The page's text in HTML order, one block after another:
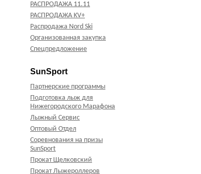
РАСПРОДАЖА 11.11
РАСПРОДАЖА KV+
Распродажа Nord Ski
Организованная закупка
Спецпредложение
SunSport
Партнерские программы
Подготовка лыж для
Нижегородского Марафона
Лыжный Сервис
Оптовый Отдел
Соревнования на призы
SunSport
Прокат Щелковский
Прокат Лыжероллеров